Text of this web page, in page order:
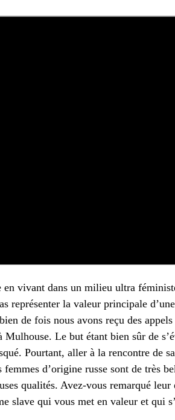
vivant dans un milieu ultra
la valeur principale
de fois nous avons reçu des appels
Le but étant bien sûr de
Pourtant, aller à la rencontre de
d’origine russe sont de très
qualités. Avez-vous remarqué
slave qui vous met en valeur et qui